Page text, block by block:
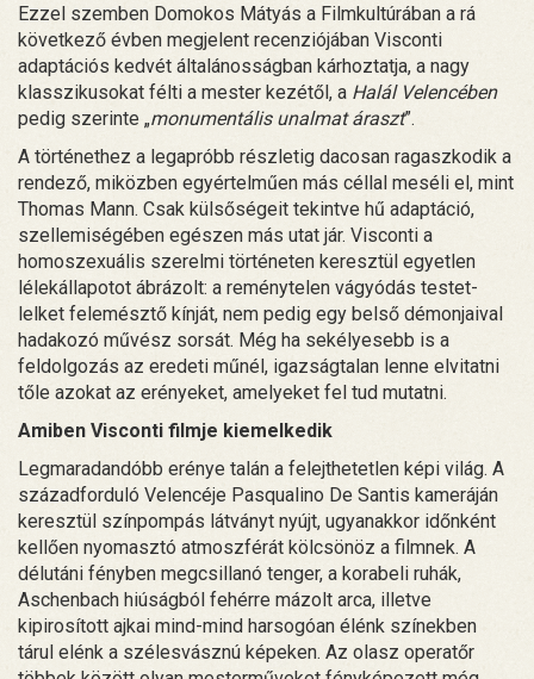
Ezzel szemben Domokos Mátyás a Filmkultúrában a rá
következő évben megjelent recenziójában Visconti
adaptációs kedvét általánosságban kárhoztatja, a nagy
klasszikusokat félti a mester kezétől, a Halál Velencében
pedig szerinte „monumentális unalmat áraszt”.
A történethez a legapróbb részletig dacosan ragaszkodik a
rendező, miközben egyértelműen más céllal meséli el, mint
Thomas Mann. Csak külsőségeit tekintve hű adaptáció,
szellemiségében egészen más utat jár. Visconti a
homoszexuális szerelmi történeten keresztül egyetlen
lélekállapotot ábrázolt: a reménytelen vágyódás testet-
lelket felemésztő kínját, nem pedig egy belső démonjaival
hadakozó művész sorsát. Még ha sekélyesebb is a
feldolgozás az eredeti műnél, igazságtalan lenne elvitatni
tőle azokat az erényeket, amelyeket fel tud mutatni.
Amiben Visconti filmje kiemelkedik
Legmaradandóbb erénye talán a felejthetetlen képi világ. A
századforduló Velencéje Pasqualino De Santis kameráján
keresztül színpompás látványt nyújt, ugyanakkor időnként
kellően nyomasztó atmoszférát kölcsönöz a filmnek. A
délutáni fényben megcsillanó tenger, a korabeli ruhák,
Aschenbach hiúságból fehérre mázolt arca, illetve
kipirosított ajkai mind-mind harsogóan élénk színekben
tárul elénk a szélesvásznú képeken. Az olasz operatőr